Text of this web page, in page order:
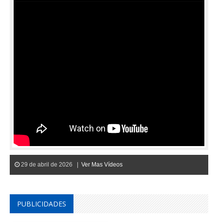
29 de abril de 2026 | Ver Mas Vídeos
PUBLICIDADES